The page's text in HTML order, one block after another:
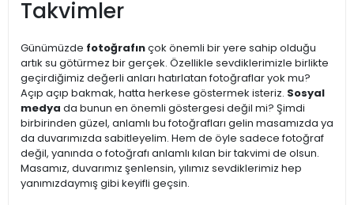
Takvimler
Günümüzde fotoğrafınçok önemli bir yere sahip olduğu
artık su götürmez bir gerçek. Özellikle sevdiklerimizle birlikte
geçirdiğimiz değerli anları hatırlatan fotoğraflar yok mu?
Açıp açıp bakmak, hatta herkese göstermek isteriz. Sosyal
medya da bunun en önemli göstergesi değil mi? Şimdi
birbirinden güzel, anlamlı bu fotoğrafları gelin masamızda ya
da duvarımızda sabitleyelim. Hem de öyle sadece fotoğraf
değil, yanında o fotoğrafı anlamlı kılan bir takvimi de olsun.
Masamız, duvarımız şenlensin, yılımız sevdiklerimiz hep
yanımızdaymış gibi keyifli geçsin.